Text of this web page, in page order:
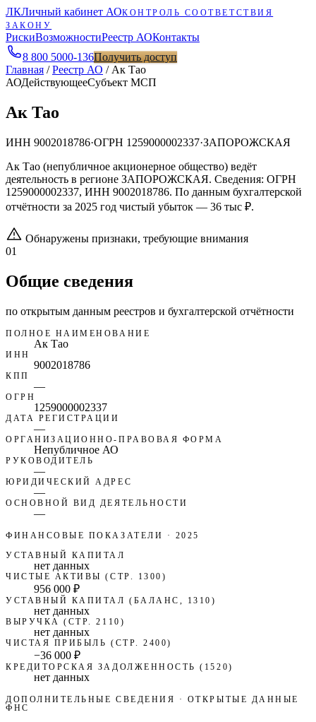
ЛКЛичный кабинет АОКОНТРОЛЬ СООТВЕТСТВИЯ
ЗАКОНУ
РискиВозможностиРеестр АОКонтакты
8 800 5000-136Получить доступ
Главная /Реестр АО / Ак Тао
АОДействующееСубъект МСП
Ак Тао
ИНН 9002018786·ОГРН 1259000002337·ЗАПОРОЖСКАЯ
Ак Тао (непубличное акционерное общество) ведёт
деятельность в регионе ЗАПОРОЖСКАЯ. Сведения: ОГРН
1259000002337, ИНН 9002018786. По данным бухгалтерской
отчётности за 2025 год чистый убыток — 36 тыс ₽.
Обнаружены признаки, требующие внимания
01
Общие сведения
по открытым данным реестров и бухгалтерской отчётности
ПОЛНОЕ НАИМЕНОВАНИЕ
Ак Тао
ИНН
9002018786
КПП
—
ОГРН
1259000002337
ДАТА РЕГИСТРАЦИИ
—
ОРГАНИЗАЦИОННО-ПРАВОВАЯ ФОРМА
Непубличное АО
РУКОВОДИТЕЛЬ
—
ЮРИДИЧЕСКИЙ АДРЕС
—
ОСНОВНОЙ ВИД ДЕЯТЕЛЬНОСТИ
—
ФИНАНСОВЫЕ ПОКАЗАТЕЛИ · 2025
УСТАВНЫЙ КАПИТАЛ
нет данных
ЧИСТЫЕ АКТИВЫ (СТР. 1300)
956 000 ₽
УСТАВНЫЙ КАПИТАЛ (БАЛАНС, 1310)
нет данных
ВЫРУЧКА (СТР. 2110)
нет данных
ЧИСТАЯ ПРИБЫЛЬ (СТР. 2400)
−36 000 ₽
КРЕДИТОРСКАЯ ЗАДОЛЖЕННОСТЬ (1520)
нет данных
ДОПОЛНИТЕЛЬНЫЕ СВЕДЕНИЯ · ОТКРЫТЫЕ ДАННЫЕ
ФНС